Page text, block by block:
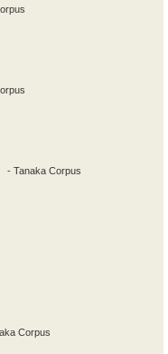
- Tanaka Corpus
Corpus